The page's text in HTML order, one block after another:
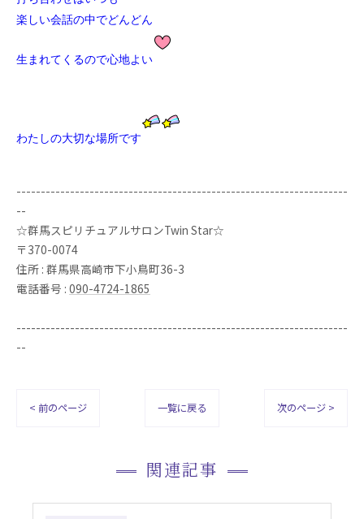
楽しい会話の中でどんどん
生まれてくるので心地よい
わたしの大切な場所です
--------------------------------------------------------------------
--
☆群馬スピリチュアルサロンTwin Star☆
〒370-0074
住所 : 群馬県高崎市下小鳥町36-3
電話番号 : 090-4724-1865
--------------------------------------------------------------------
--
< 前のページ 一覧に戻る 次のページ >
関連記事